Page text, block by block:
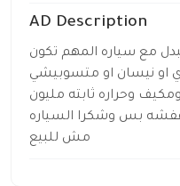
AD Description
مع سياره المهم تكون
او نيسان او متسوبيشي
وحراره ثابته مليون
بس وشكرا السياره
مش للبيع